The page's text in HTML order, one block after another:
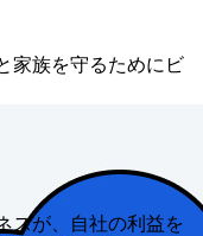
家族を守るためにビ
スが、自社の利益を